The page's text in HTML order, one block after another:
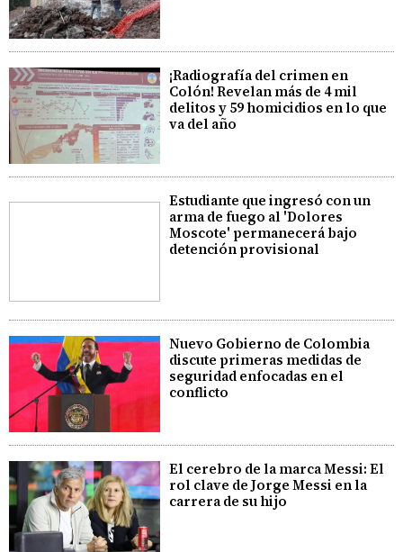
¡Radiografía del crimen en
Colón! Revelan más de 4 mil
delitos y 59 homicidios en lo que
va del año
Estudiante que ingresó con un
arma de fuego al 'Dolores
Moscote' permanecerá bajo
detención provisional
Nuevo Gobierno de Colombia
discute primeras medidas de
seguridad enfocadas en el
conflicto
El cerebro de la marca Messi: El
rol clave de Jorge Messi en la
carrera de su hijo